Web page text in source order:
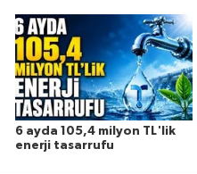
6 ayda 105,4 milyon TL'lik
enerji tasarrufu